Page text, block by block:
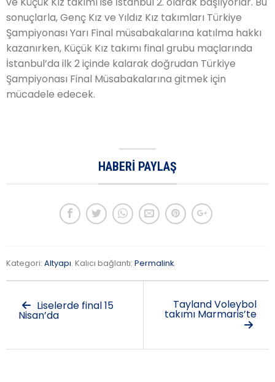
sonuçlarla, Genç Kız ve Yıldız Kız takımları Türkiye
Şampiyonası Yarı Final müsabakalarına katılma hakkı
kazanırken, Küçük Kız takımı final grubu maçlarında
İstanbul’da ilk 2 içinde kalarak doğrudan Türkiye
Şampiyonası Final Müsabakalarına gitmek için
mücadele edecek.
HABERI PAYLAŞ
Kategori: Altyapı. Kalıcı bağlantı: Permalink.
Liselerde final 15
Nisan’da
Tayland Voleybol
takımı Marmaris’te